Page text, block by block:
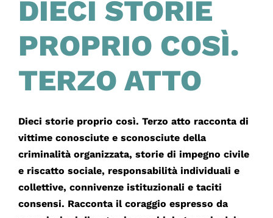
DIECI STORIE
PROPRIO COSÌ.
TERZO ATTO
Dieci storie proprio così. Terzo atto racconta di
vittime conosciute e sconosciute della
criminalità organizzata, storie di impegno civile
e riscatto sociale, responsabilità individuali e
collettive, connivenze istituzionali e taciti
consensi. Racconta il coraggio espresso da